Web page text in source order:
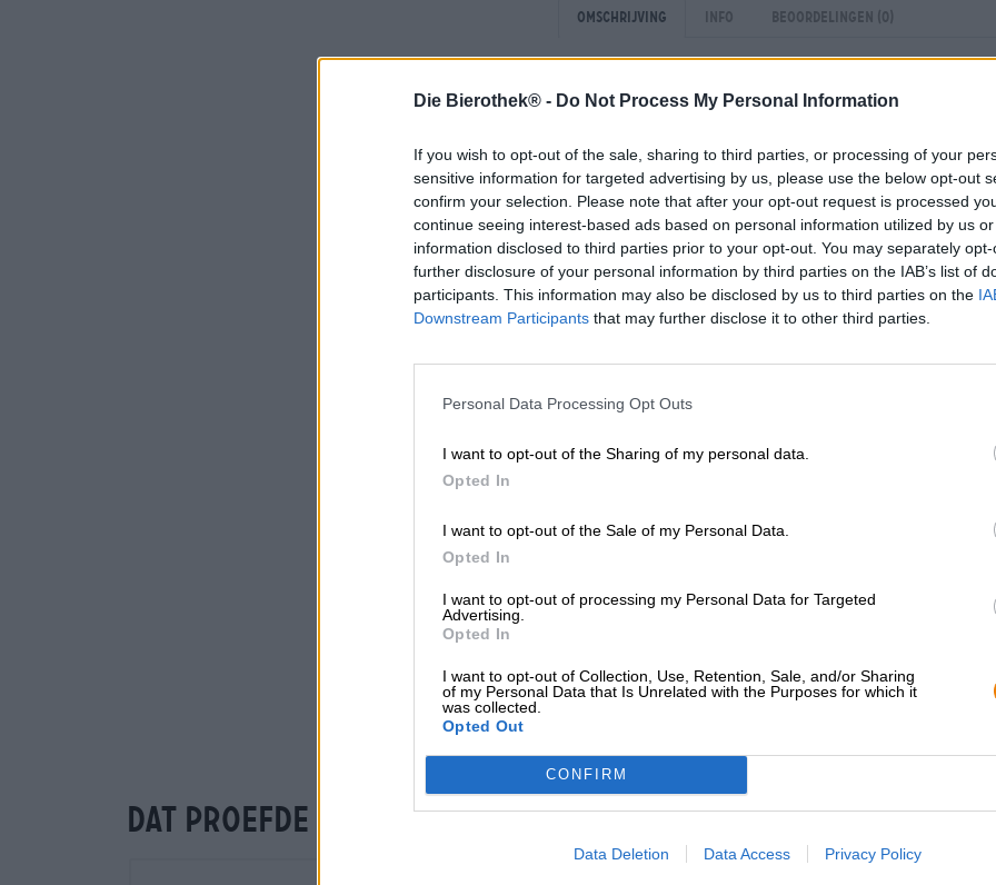
Die Bierothek® - Do Not Process My Personal Information
If you wish to opt-out of the sale, sharing to third parties, or processing of your
sensitive information for targeted advertising by us, please use the below opt-out
confirm your selection. Please note that after your opt-out request is processed
continue seeing interest-based ads based on personal information utilized by us
information disclosed to third parties prior to your opt-out. You may separately
further disclosure of your personal information by third parties on the IAB’s list of
participants. This information may also be disclosed by us to third parties on the
Downstream Participants that may further disclose it to other third parties.
Personal Data Processing Opt Outs
I want to opt-out of the Sharing of my personal data.
Opted In
I want to opt-out of the Sale of my Personal Data.
Opted In
I want to opt-out of processing my Personal Data for Targeted
Advertising.
Opted In
I want to opt-out of Collection, Use, Retention, Sale, and/or Sharing
of my Personal Data that Is Unrelated with the Purposes for which it
was collected.
Opted Out
CONFIRM
Data Deletion Data Access Privacy Policy
Omschrijving Info Beoordelingen (0)
Mooie dingen komen in kleine oplages. Dat is
team van de Canadese brouwerij brengt regelmatig
en doorgaans iets experimenteler zijn dan het
mogelijkheid om creatief stoom af te blazen, ver weg
bierstijlen, spannende grondstoffen en innovatieve
Belgische Wit met mandarijnof eenbiersouvenir voor
maakt het mogelijk!
Deel 73 van dit experiment is een klassieke tarwe in
brengt een mild alcoholpercentage van 5,5% in het
zonnig geel. Een luchtige kroon van sneeuwwit
ovenverse frambozencake. De fruitige zoetheid en
frambozenrode draad door het biergenot en
bloemige hop en een harmonieuze bitterheid tot een
Mooseheads Small Batch Raspberry Wheat Ale is
van het jaar en de heerlijke zomerstemming opwekt in
GRATIS BIERCONSULT
shop@bierothek.de
handelaren of
günstiger einkaufen?
Dat proefde je ook